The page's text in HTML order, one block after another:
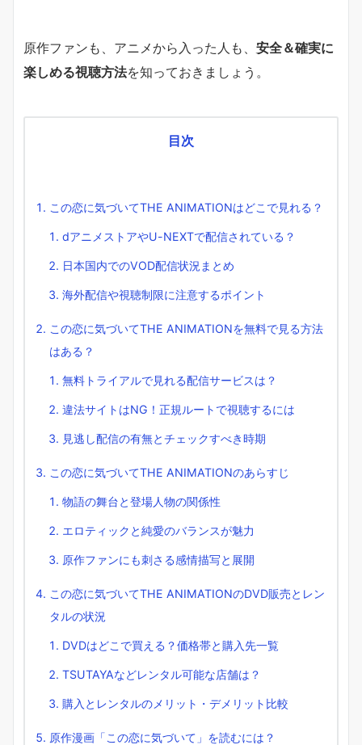
原作ファンも、アニメから入った人も、 安全＆確実に
楽しめる視聴方法を知っておきましょう。
目次
この恋に気づいてTHE ANIMATIONはどこで見れる？
dアニメストアやU-NEXTで配信されている？
日本国内でのVOD配信状況まとめ
海外配信や視聴制限に注意するポイント
この恋に気づいてTHE ANIMATIONを無料で見る方法
はある？
無料トライアルで見れる配信サービスは？
違法サイトはNG！正規ルートで視聴するには
見逃し配信の有無とチェックすべき時期
この恋に気づいてTHE ANIMATIONのあらすじ
物語の舞台と登場人物の関係性
エロティックと純愛のバランスが魅力
原作ファンにも刺さる感情描写と展開
この恋に気づいてTHE ANIMATIONのDVD販売とレン
タルの状況
DVDはどこで買える？価格帯と購入先一覧
TSUTAYAなどレンタル可能な店舗は？
購入とレンタルのメリット・デメリット比較
原作漫画「この恋に気づいて」を読むには？